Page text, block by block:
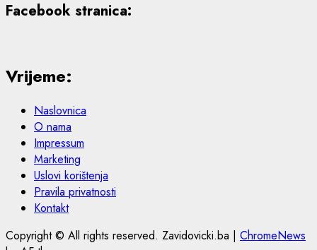
Facebook stranica:
Vrijeme:
Naslovnica
O nama
Impressum
Marketing
Uslovi korištenja
Pravila privatnosti
Kontakt
Copyright © All rights reserved. Zavidovicki.ba | ChromeNews